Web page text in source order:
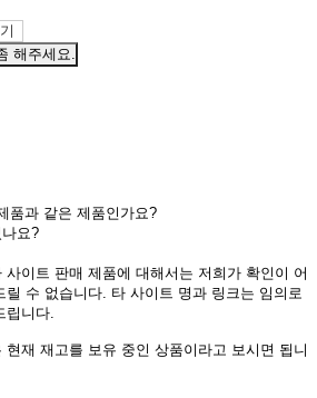
해주세요.
품과 같은 제품인가요?
요?
사이트 판매 제품에 대해서는 저희가 확인이 어
릴 수 없습니다. 타 사이트 명과 링크는 임의로
립니다.
현재 재고를 보유 중인 상품이라고 보시면 됩니